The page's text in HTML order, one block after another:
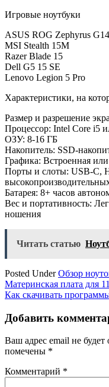
Игровые ноутбуки
ASUS ROG Zephyrus G14
MSI Stealth 15M
Razer Blade 15
Dell G5 15 SE
Lenovo Legion 5 Pro
Характеристики, на
Размер и разрешение
Процессор: Intel Core i5
ОЗУ: 8-16 ГБ
Накопитель: SSD-
Графика: Встроенная
Порты и слоты: USB-C,
Батарея: 8+ часов
Вес и портативность:
ношения
Читать статью
Posted UnderОбзор
Навигация
по
записям
Материнская плата для
Как скачивать
Добавить
Ваш адрес email не будет
помечены *
Комментарий *